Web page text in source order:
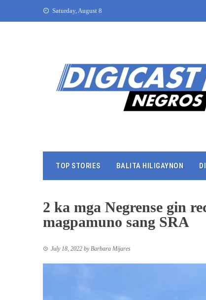
Saturday, August 8
TOP STORIES BALITA HILIGAYNON
2 ka mga Negrense gin
magpamuno sang SRA
July 18, 2022 byBarbara Mijares